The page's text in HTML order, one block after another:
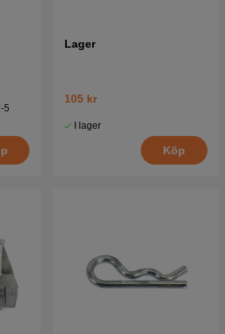
5
Lager
105 kr
I lager
Köp